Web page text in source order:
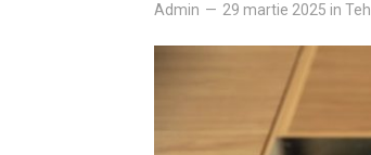
Admin — 29 martie 2025 in